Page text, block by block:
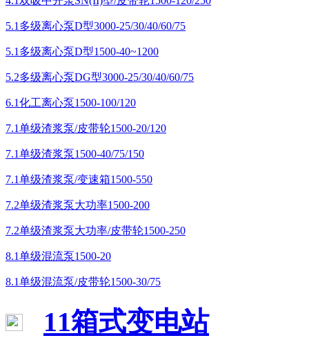
5.1多级离心泵D型3000-25/30/40/60/75
5.1多级离心泵D型1500-40~1200
5.2多级离心泵DG型3000-25/30/40/60/75
6.1化工离心泵1500-100/120
7.1单级渣浆泵/皮带轮1500-20/120
7.1单级渣浆泵1500-40/75/150
7.1单级渣浆泵/变速箱1500-550
7.2单级渣浆泵大功率1500-200
7.2单级渣浆泵大功率/皮带轮1500-250
8.1单级混流泵1500-20
8.1单级混流泵/皮带轮1500-30/75
11箱式变电站